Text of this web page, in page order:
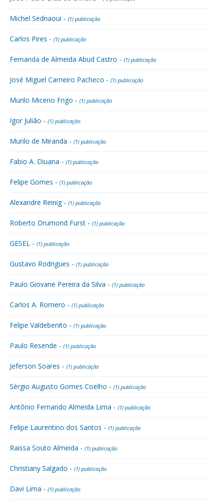
Michel Sednaoui - (1) publicação
Carlos Pires - (1) publicação
Fernanda de Almeida Abud Castro - (1) publicação
José Miguel Carneiro Pacheco - (1) publicação
Murilo Miceno Frigo - (1) publicação
Igor Julião - (1) publicação
Murilo de Miranda - (1) publicação
Fabio A. Diuana - (1) publicação
Felipe Gomes - (1) publicação
Alexandre Reinig - (1) publicação
Roberto Drumond Furst - (1) publicação
GESEL - (1) publicação
Gustavo Rodrigues - (1) publicação
Paulo Giovane Pereira da Silva - (1) publicação
Carlos A. Romero - (1) publicação
Felipe Valdebenito - (1) publicação
Paulo Resende - (1) publicação
Jeferson Soares - (1) publicação
Sérgio Augusto Gomes Coelho - (1) publicação
Antônio Fernando Almeida Lima - (1) publicação
Felipe Laurentino dos Santos - (1) publicação
Raissa Souto Almeida - (1) publicação
Christiany Salgado - (1) publicação
Davi Lima - (1) publicação